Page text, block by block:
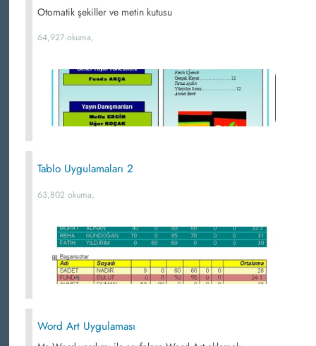
Otomatik şekiller ve metin kutusu
64,927 okuma,
Tablo Uygulamaları 2
63,802 okuma,
Word Art Uygulaması